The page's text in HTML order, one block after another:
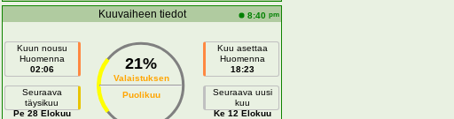
Kuuvaiheen tiedot 8:40 pm
Kuun nousu
Huomenna
02:06
Seuraava
täysikuu
Pe 28 Elokuu
21%
Valaistuksen
Puolikuu
Kuu asettaa
Huomenna
18:23
Seuraava uusi
kuu
Ke 12 Elokuu